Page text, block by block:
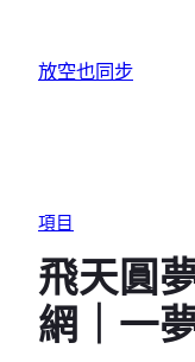
放空也同步
項目
飛天圓
網｜一